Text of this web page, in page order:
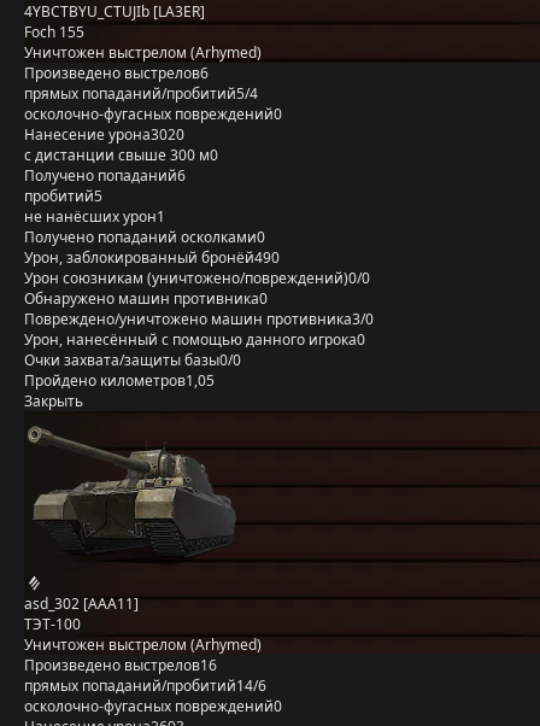
4YBCTBYU_CTUJIb [LA3ER]
Foch 155
Уничтожен выстрелом (Arhymed)
Произведено выстрелов6
прямых попаданий/пробитий5/4
осколочно-фугасных повреждений0
Нанесение урона3020
с дистанции свыше 300 м0
Получено попаданий6
пробитий5
не нанёсших урон1
Получено попаданий осколками0
Урон, заблокированный бронёй490
Урон союзникам (уничтожено/повреждений)0/0
Обнаружено машин противника0
Повреждено/уничтожено машин противника3/0
Урон, нанесённый с помощью данного игрока0
Очки захвата/защиты базы0/0
Пройдено километров1,05
Закрыть
asd_302 [AAA11]
ТЭТ-100
Уничтожен выстрелом (Arhymed)
Произведено выстрелов16
прямых попаданий/пробитий14/6
осколочно-фугасных повреждений0